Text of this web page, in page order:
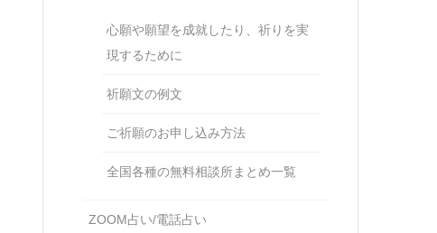
心願や願望を成就したり、祈りを実
現するために
祈願文の例文
ご祈願のお申し込み方法
全国各種の無料相談所まとめ一覧
ZOOM占い/電話占い